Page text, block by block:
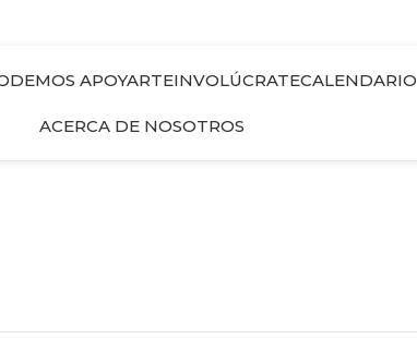
APOYARTEINVOLÚCRATECALENDARIO
ACERCA DE NOSOTROS